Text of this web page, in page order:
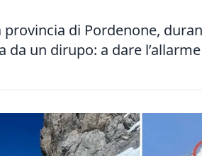
provincia di Pordenone,
da un dirupo: a dare